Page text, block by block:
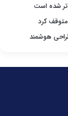
شده است
کرد